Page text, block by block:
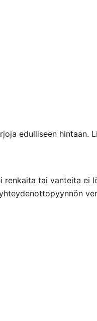
edulliseen hintaan.
tai vanteita ei